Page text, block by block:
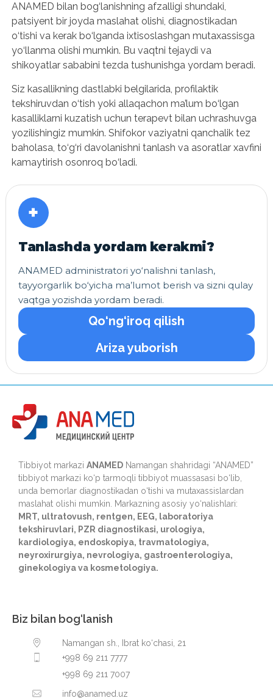
ANAMED bilan bog‘lanishning afzalligi shundaki,
patsiyent bir joyda maslahat olishi, diagnostikadan
o‘tishi va kerak bo‘lganda ixtisoslashgan mutaxassisga
yo‘llanma olishi mumkin. Bu vaqtni tejaydi va
shikoyatlar sababini tezda tushunishga yordam beradi.
Siz kasallikning dastlabki belgilarida, profilaktik
tekshiruvdan o‘tish yoki allaqachon ma’lum bo‘lgan
kasalliklarni kuzatish uchun terapevt bilan uchrashuvga
yozilishingiz mumkin. Shifokor vaziyatni qanchalik tez
baholasa, to‘g‘ri davolanishni tanlash va asoratlar xavfini
kamaytirish osonroq bo‘ladi.
+
Tanlashda yordam kerakmi?
ANAMED administratori yo‘nalishni tanlash,
tayyorgarlik bo‘yicha ma’lumot berish va sizni qulay
vaqtga yozishda yordam beradi.
Qo‘ng‘iroq qilish
Ariza yuborish
Tibbiyot markazi ANAMED Namangan shahridagi “ANAMED”
tibbiyot markazi ko‘p tarmoqli tibbiyot muassasasi bo‘lib,
unda bemorlar diagnostikadan o‘tishi va mutaxassislardan
maslahat olishi mumkin. Markazning asosiy yo‘nalishlari:
MRT, ultratovush, rentgen, EEG, laboratoriya
tekshiruvlari, PZR diagnostikasi, urologiya,
kardiologiya, endoskopiya, travmatologiya,
neyroxirurgiya, nevrologiya, gastroenterologiya,
ginekologiya va kosmetologiya.
Biz bilan bog‘lanish
Namangan sh., Ibrat ko‘chasi, 21
+998 69 211 7777
+998 69 211 7007
info@anamed.uz